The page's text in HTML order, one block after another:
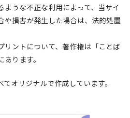
ような不正な利用によって、当サイ
や損害が発生した場合は、法的処置
リントについて、著作権は「ことば
ります。
オリジナルで作成しています。